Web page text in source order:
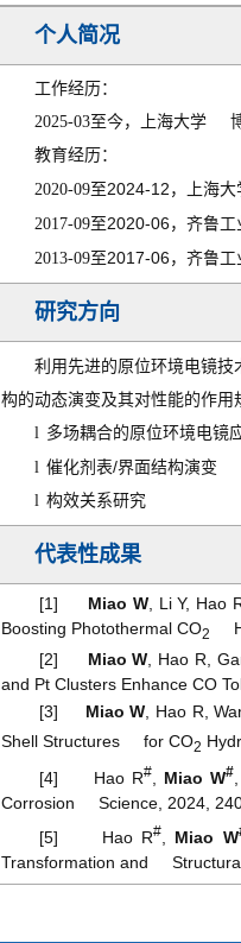
个人简况
工作经历：
2025-03至今，上海大学
教育经历：
2020-09至2024-12 ，上海
2017-09至2020-06，齐鲁
2013-09至2017-06，齐鲁
研究方向
利用先进的原位环境电镜
构的动态演变及其对性能的作用
l 多场耦合的原位环境电镜
l 催化剂表/界面结构演变
l 构效关系研究
代表性成果
[1] Miao W, Li Y, Hao
Boosting Photothermal CO2
[2] Miao W, Hao R,
and Pt Clusters Enhance CO
[3] Miao W , Hao R,
Shell Structures for CO2
[4] Hao R#, Miao W#
Corrosion Science, 2024,
[5] Hao R# Miao W
Transformation and Structural